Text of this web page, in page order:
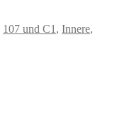
107 und C1 , Innere,